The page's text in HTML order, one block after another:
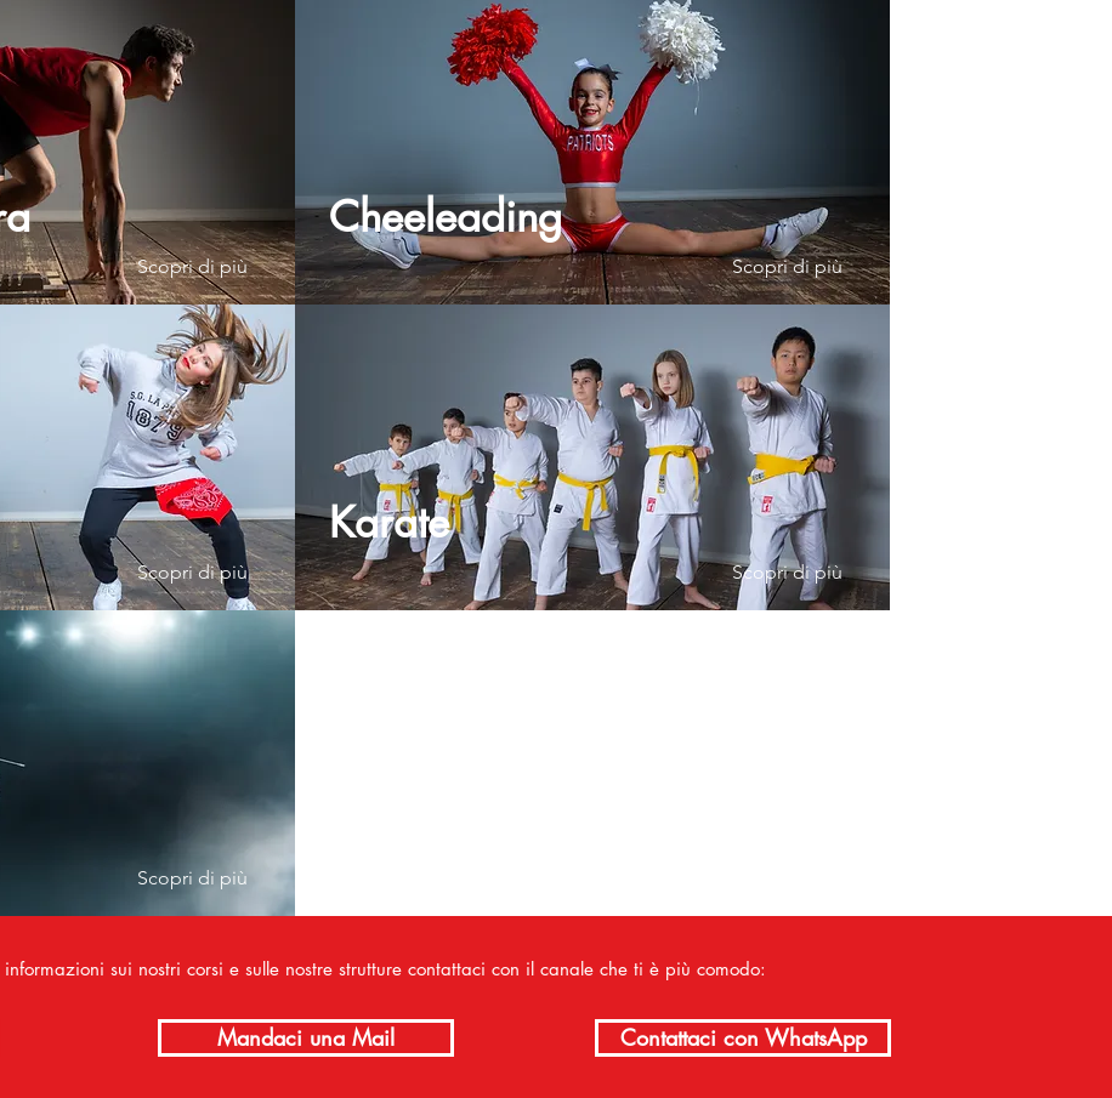
Scopri di più
Scopri di più
Scopri di più
Cheeleading
Scopri di più
Karate
Scopri di più
sui nostri corsi e sulle nostre strutture contattaci con il canale che ti è più comodo:
Mandaci una Mail Contattaci con WhatsApp